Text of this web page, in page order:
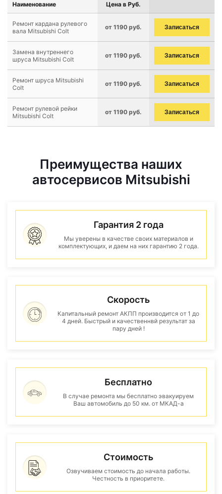
Наименование Цена в Руб.
Ремонт кардана рулевого
вала Mitsubishi Colt
от 1190 руб. Записаться
Замена внутреннего
шруса Mitsubishi Colt
от 1190 руб. Записаться
Ремонт шруса Mitsubishi
Colt
от 1190 руб. Записаться
Ремонт рулевой рейки
Mitsubishi Colt
от 1190 руб. Записаться
Преимущества наших
автосервисов Mitsubishi
Гарантия 2 года
Мы уверены в качестве своих материалов и
комплектующих, и даем на них гарантию 2 года.
Скорость
Капитальный ремонт АКПП производится от 1 до
4 дней. Быстрый и качественнвй результат за
пару дней !
Бесплатно
В случае ремонта мы бесплатно эвакуируем
Ваш автомобиль до 50 км. от МКАД-а
Стоимость
Озвучиваем стоимость до начала работы.
Честность в приоритете.